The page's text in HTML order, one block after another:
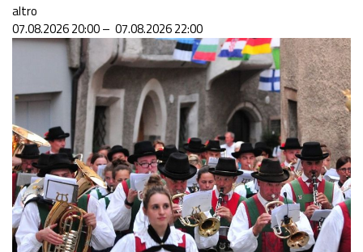
altro
07.08.2026 20:00 – 07.08.2026 22:00